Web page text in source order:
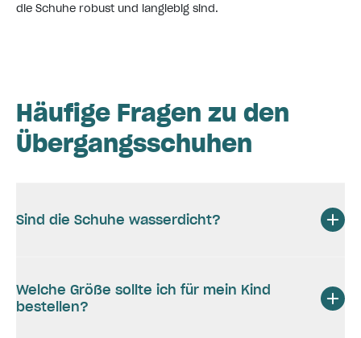
die Schuhe robust und langlebig sind.
Häufige Fragen zu den
Übergangsschuhen
Sind die Schuhe wasserdicht?
Welche Größe sollte ich für mein Kind
bestellen?